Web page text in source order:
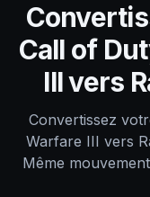
Call of
III vers
Convertissez
Warfare III vers
Même